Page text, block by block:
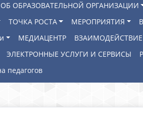
ОБРАЗОВАТЕЛЬНОЙ ОРГАНИЗАЦИИ
ТОЧКА РОСТА МЕРОПРИЯТИЯ
МЕДИАЦЕНТР
ЭЛЕКТРОННЫЕ УСЛУГИ И СЕРВИСЫ
педагогов